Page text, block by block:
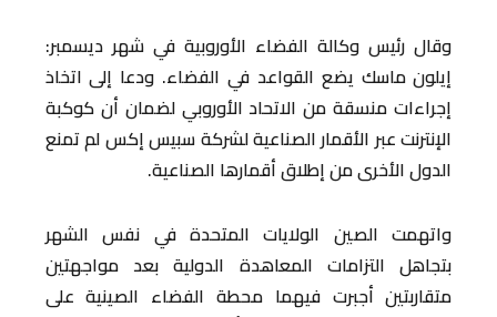
وقال رئيس وكالة الفضاء الأوروبية في شهر ديسمبر:
إيلون ماسك يضع القواعد في الفضاء. ودعا إلى اتخاذ
إجراءات منسقة من الاتحاد الأوروبي لضمان أن كوكبة
الإنترنت عبر الأقمار الصناعية لشركة سبيس إكس لم تمنع
الدول الأخرى من إطلاق أقمارها الصناعية.
واتهمت الصين الولايات المتحدة في نفس الشهر
بتجاهل التزامات المعاهدة الدولية بعد مواجهتين
متقاربتين أجبرت فيهما محطة الفضاء الصينية على